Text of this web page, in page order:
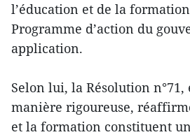
l’éducation et de la
Programme d’action du
application.
Selon lui, la Résolution n°71,
manière rigoureuse,
et la formation constituent